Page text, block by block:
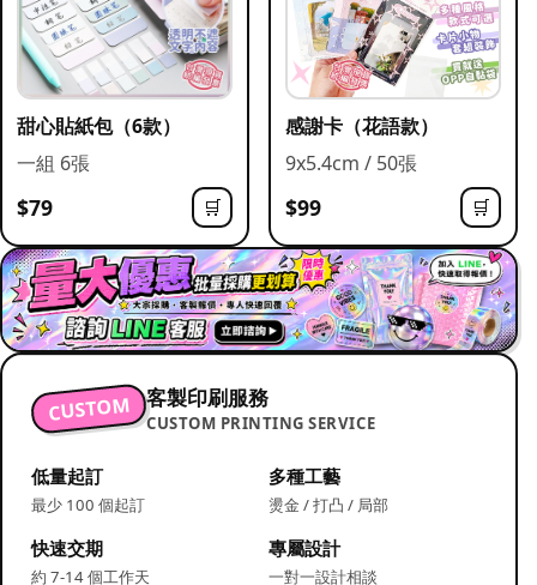
甜心貼紙包（6款）
一組 6張
$79 🛒
感謝卡（花語款）
9x5.4cm / 50張
$99 🛒
CUSTOM 客製印刷服務
CUSTOM PRINTING SERVICE
低量起訂
最少 100 個起訂
多種工藝
燙金 / 打凸 / 局部
快速交期
約 7-14 個工作天
專屬設計
一對一設計相談